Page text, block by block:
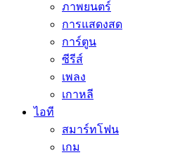
ภาพยนตร์
การแสดงสด
การ์ตูน
ซีรีส์
เพลง
เกาหลี
ไอที
สมาร์ทโฟน
เกม